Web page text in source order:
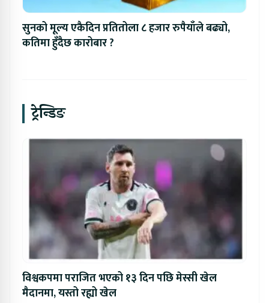
सुनको मूल्य एकैदिन प्रतितोला ८ हजार रुपैयाँले बढ्यो,
कतिमा हुँदैछ कारोबार ?
ट्रेन्डिङ
विश्वकपमा पराजित भएको १३ दिन पछि मेस्सी खेल
मैदानमा, यस्तो रह्यो खेल